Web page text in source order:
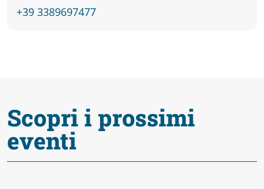
da
storici
Enogastronomia
+39 3389697477
Scopri i prossimi
eventi